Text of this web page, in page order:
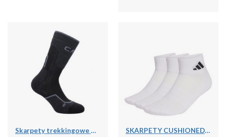
Skarpety trekkingowe CMP WOOL MID SKARPETY CUSHIONED SPORTSWEAR ANKLE SOCKS, 3 PARY